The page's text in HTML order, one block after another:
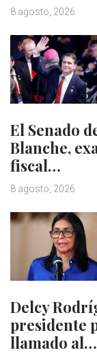
8 agosto, 2026
El Senado
Blanche,
fiscal…
8 agosto, 2026
Delcy
presidente
llamado al…